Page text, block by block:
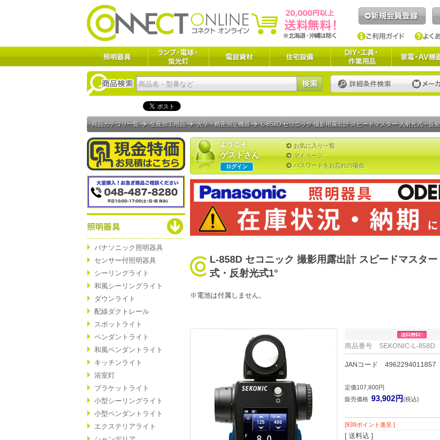
パナソニック照明器具
センサー付照明器具
シーリングライト
和風シーリングライト
ダウンライト
配線ダクトレール
スポットライト
ペンダントライト
和風ペンダントライト
キッチンライト
浴室灯
ブラケットライト
小型シーリングライト
小型ペンダントライト
エクステリアライト
ゲストさん
お気に入り一覧
マイページ
ログイン パスワードをお忘れの場合
商品カテゴリ一覧 生産加工用品 光学・精密測定機器 L-858D セコニック 撮影用露出計 スピードマスター 入射光式・反
※電池は付属しません。
L-858D セコニック 撮影用露出計 スピードマスタ
式・反射光式1°
商品番号 SEKONIC-L-858D
JANコード 4962294011857
定価107,800円
販売価格 93,902円 (税込)
[939ポイント進呈 ]
[ 送料込 ]